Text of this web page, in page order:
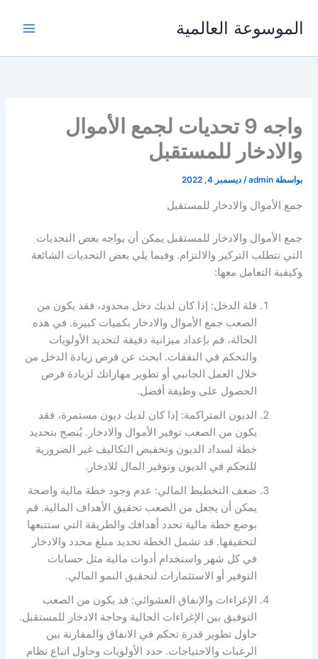
الموسوعة العالمية
واجه 9 تحديات لجمع الأموال
والادخار للمستقبل
بواسطة admin
/ديسمبر 4, 2022
جمع الأموال والادخار للمستقبل
جمع الأموال والادخار للمستقبل يمكن أن يواجه بعض التحديات
التي تتطلب التركيز والالتزام. وفيما يلي بعض التحديات الشائعة
وكيفية التعامل معها:
قلة الدخل: إذا كان لديك دخل محدود، فقد يكون من
الصعب جمع الأموال والادخار بكميات كبيرة. في هذه
الحالة، قم بإعداد ميزانية دقيقة لتحديد الأولويات
والتحكم في النفقات. ابحث عن فرص زيادة الدخل من
خلال العمل الجانبي أو تطوير مهاراتك لزيادة فرص
الحصول على وظيفة أفضل.
الديون المتراكمة: إذا كان لديك ديون مستمرة، فقد
يكون من الصعب توفير الأموال والادخار. يُنصح بتحديد
خطة لسداد الديون وتخفيض التكاليف غير الضرورية
للتحكم في الديون وتوفير المال للادخار.
ضعف التخطيط المالي: عدم وجود خطة مالية واضحة
يمكن أن يجعل من الصعب تحقيق الأهداف المالية. قم
بوضع خطة مالية تحدد أهدافك والطريقة التي ستتبعها
لتحقيقها. قد تشمل الخطة تحديد مبلغ محدد والادخار
في كل شهر واستخدام أدوات مالية مثل حسابات
التوفير أو الاستثمارات لتحقيق النمو المالي.
الإغراءات والإنفاق العشوائي: قد يكون من الصعب
التوفيق بين الإغراءات الحالية وحاجة الادخار للمستقبل.
حاول تطوير قدرة تحكم في الانفاق والمقارنة بين
الرغبات والاحتياجات. حدد الأولويات وحاول اتباع نظام